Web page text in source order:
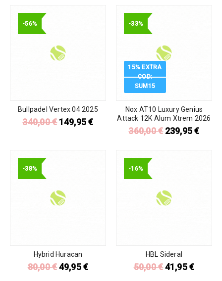
-56%
Bullpadel Vertex 04 2025
340,00€ 149,95€
-33%
15% EXTRA
COD:
SUM15
Nox AT10 Luxury Genius
Attack 12K Alum Xtrem 2026
360,00€ 239,95€
-38%
Hybrid Huracan
80,00€49,95€
-16%
HBL Sideral
50,00€41,95€